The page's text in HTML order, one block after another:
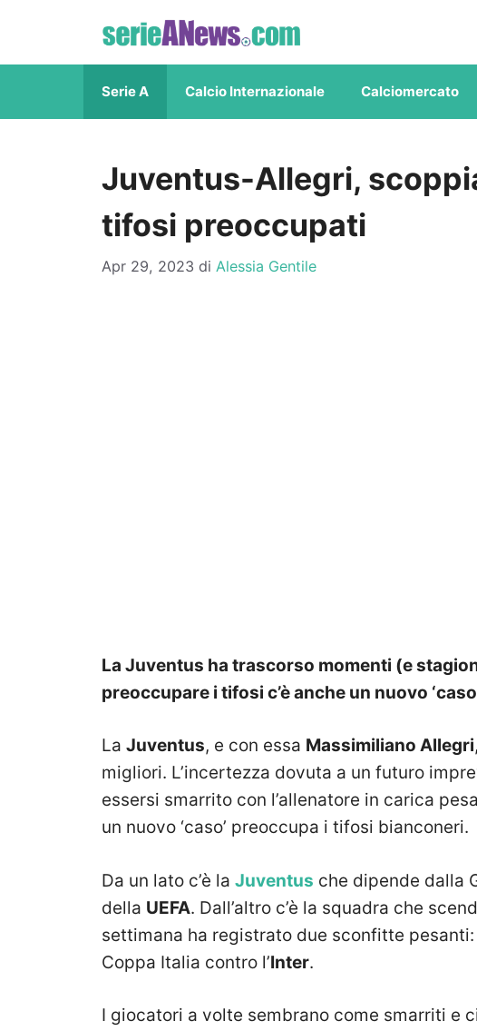
contenuto
Serie A Calcio Internazionale Calciomercato
Juventus-Allegri,
tifosi preoccupati
Apr 29, 2023 di Alessia Gentile
La Juventus ha trascorso momenti (e
preoccupare i tifosi c’è anche un nuovo
La Juventus, e con essa Massimiliano Allegri
migliori. L’incertezza dovuta a un futuro
essersi smarrito con l’allenatore in carica
un nuovo ‘caso’ preoccupa i tifosi bianconeri.
Da un lato c’è la Juventus che dipende dalla
della UEFA. Dall’altro c’è la squadra che
settimana ha registrato due sconfitte
Coppa Italia contro l’Inter.
I giocatori a volte sembrano come smarriti e